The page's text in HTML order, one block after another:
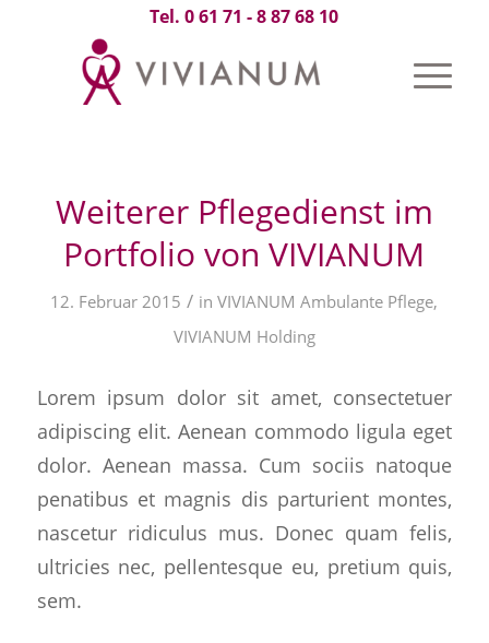
Tel. 0 61 71 - 8 87 68 10
Weiterer Pflegedienst im
Portfolio von VIVIANUM
12. Februar 2015 / inVIVIANUM Ambulante Pflege,
VIVIANUM Holding
Lorem ipsum dolor sit amet, consectetuer
adipiscing elit. Aenean commodo ligula eget
dolor. Aenean massa. Cum sociis natoque
penatibus et magnis dis parturient montes,
nascetur ridiculus mus. Donec quam felis,
ultricies nec, pellentesque eu, pretium quis,
sem.